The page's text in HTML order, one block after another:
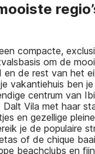
compacte,
om de
de rest van het
vakantiehuis ben
centrum van
Vila met haar
en gezellige
je de populaire
of de chique
beachclubs en